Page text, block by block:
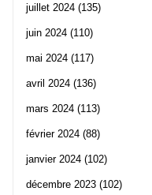
juillet 2024 (135)
juin 2024 (110)
mai 2024 (117)
avril 2024 (136)
mars 2024 (113)
février 2024 (88)
janvier 2024 (102)
décembre 2023 (102)